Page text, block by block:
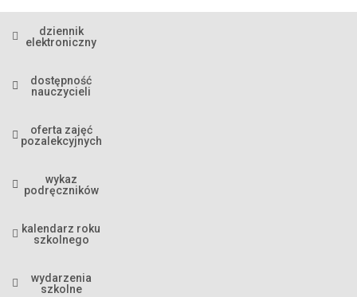
dziennik
elektroniczny
dostępność
nauczycieli
oferta zajęć
pozalekcyjnych
wykaz
podręczników
kalendarz roku
szkolnego
wydarzenia
szkolne